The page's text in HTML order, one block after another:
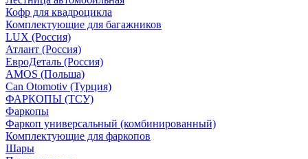
Кофр для квадроцикла
Комплектующие для багажников
LUX (Россия)
Атлант (Россия)
ЕвроДеталь (Россия)
AMOS (Польша)
Can Otomotiv (Турция)
ФАРКОПЫ (ТСУ)
Фаркопы
Фаркоп универсальный (комбинированный)
Комплектующие для фаркопов
Шары